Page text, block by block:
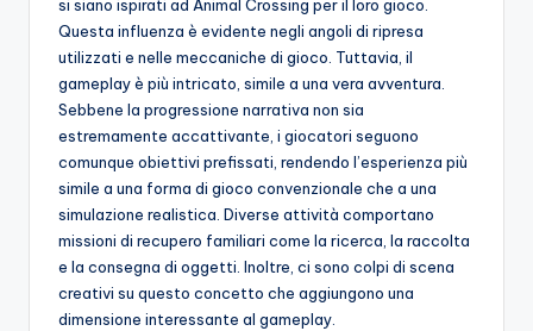
si siano ispirati ad Animal Crossing per il loro gioco.
Questa influenza è evidente negli angoli di ripresa
utilizzati e nelle meccaniche di gioco. Tuttavia, il
gameplay è più intricato, simile a una vera avventura.
Sebbene la progressione narrativa non sia
estremamente accattivante, i giocatori seguono
comunque obiettivi prefissati, rendendo l’esperienza più
simile a una forma di gioco convenzionale che a una
simulazione realistica. Diverse attività comportano
missioni di recupero familiari come la ricerca, la raccolta
e la consegna di oggetti. Inoltre, ci sono colpi di scena
creativi su questo concetto che aggiungono una
dimensione interessante al gameplay.